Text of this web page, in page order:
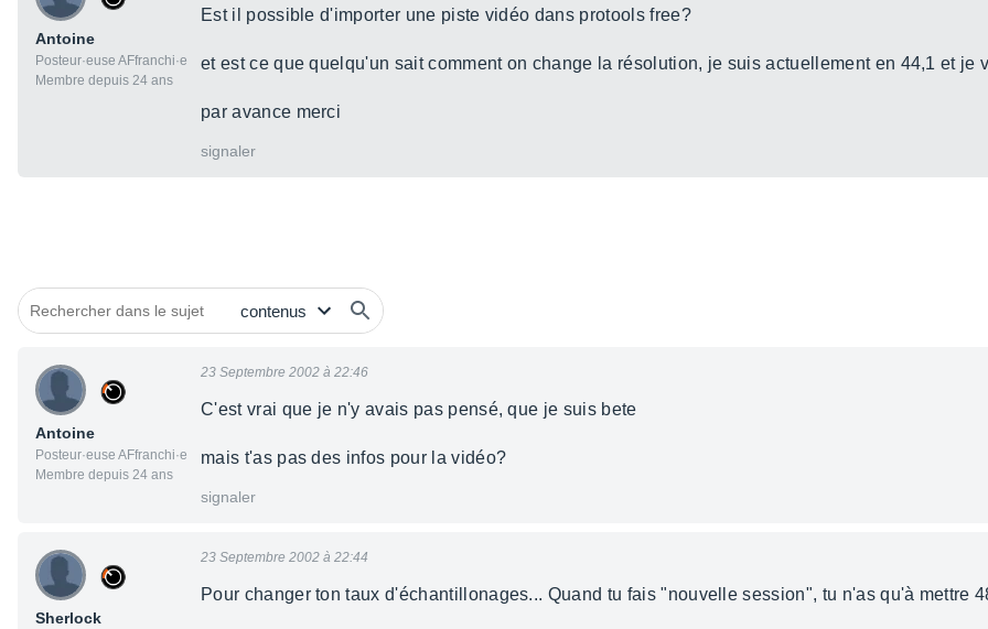
Antoine
Posteur·euse AFfranchi·e
Membre depuis 24 ans
Est il possible d'importer une piste vidéo dans protools free?
et est ce que quelqu'un sait comment on change la résolution, je suis actuellement en 44,1 et je
par avance merci
signaler
Antoine
Posteur·euse AFfranchi·e
Membre depuis 24 ans
23 Septembre 2002 à 22:46
C'est vrai que je n'y avais pas pensé, que je suis bete
mais t'as pas des infos pour la vidéo?
signaler
Sherlock
23 Septembre 2002 à 22:44
Pour changer ton taux d'échantillonages... Quand tu fais "nouvelle session", tu n'as qu'à mettre